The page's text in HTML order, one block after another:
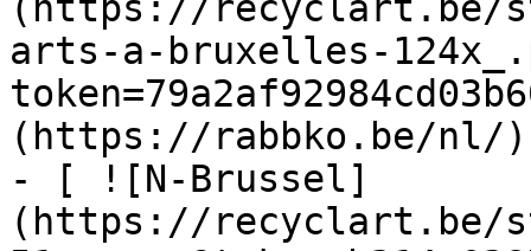
arts-a-bruxelles-
(https://rabbko.be/nl/)
- [ ![N-Brussel]
(https://recyclart.be/